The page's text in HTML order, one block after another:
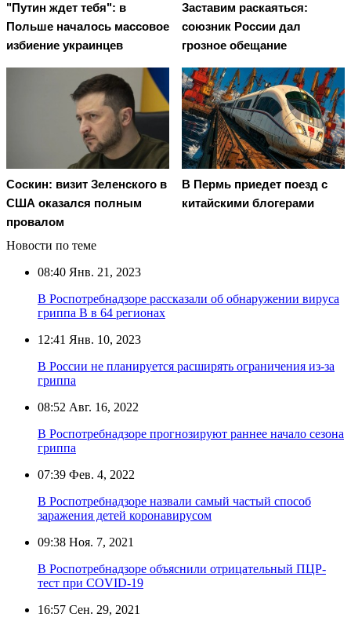
"Путин ждет тебя": в
Польше началось массовое
избиение украинцев
Заставим раскаяться:
союзник России дал
грозное обещание
Соскин: визит Зеленского в
США оказался полным
провалом
В Пермь приедет поезд с
китайскими блогерами
Новости по теме
08:40 Янв. 21, 2023
В Роспотребнадзоре рассказали об обнаружении вируса
гриппа B в 64 регионах
12:41 Янв. 10, 2023
В России не планируется расширять ограничения из-за
гриппа
08:52 Авг. 16, 2022
В Роспотребнадзоре прогнозируют раннее начало сезона
гриппа
07:39 Фев. 4, 2022
В Роспотребнадзоре назвали самый частый способ
заражения детей коронавирусом
09:38 Ноя. 7, 2021
В Роспотребнадзоре объяснили отрицательный ПЦР-
тест при COVID-19
16:57 Сен. 29, 2021